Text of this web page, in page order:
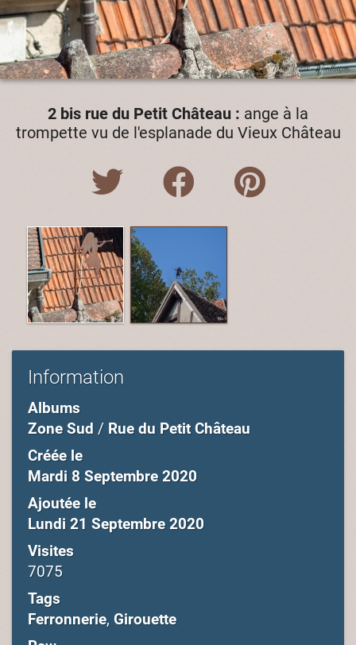
2 bis rue du Petit Château : ange à la
trompette vu de l'esplanade du Vieux Château
Information
Albums
Zone Sud / Rue du Petit Château
Créée le
Mardi 8 Septembre 2020
Ajoutée le
Lundi 21 Septembre 2020
Visites
7075
Tags
Ferronnerie, Girouette